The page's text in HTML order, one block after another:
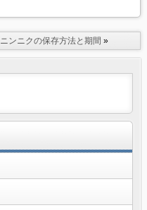
ニンニクの保存方法と期間 »